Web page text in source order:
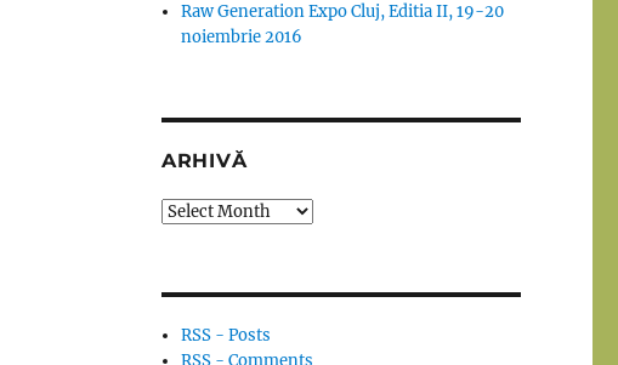
Raw Generation Expo Cluj, Editia II, 19-20
noiembrie 2016
ARHIVĂ
Arhivă
RSS - Posts